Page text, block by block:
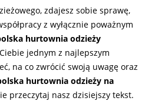
zdajesz sobie sprawę,
z wyłącznie poważnym
hurtownia odzieży
jednym z najlepszym
na co zwrócić swoją uwagę oraz
hurtownia odzieży na
przeczytaj nasz dzisiejszy tekst.